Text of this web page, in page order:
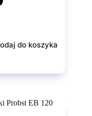
do koszyka